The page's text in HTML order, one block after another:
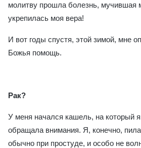
молитву прошла болезнь, мучившая
укрепилась моя вера!
И вот годы спустя, этой зимой, мне
Божья помощь.
Рак?
У меня начался кашель, на который
обращала внимания. Я, конечно, пила
обычно при простуде, и особо не